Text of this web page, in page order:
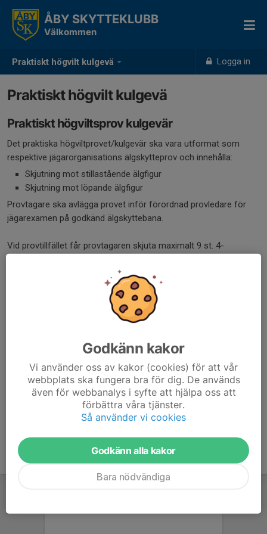
Praktiskt högvilt kulgevä Logga in
ÅBY SKYTTEKLUBB
Välkommen
Praktiskt högvilt kulgevä
Praktiskt högviltsprov kulgevär
Det praktiska högviltprovet/kulgevär ska vara utformat som
respektive jägarorganisations älgskytteprov och innehålla:
Skjutning mot stillastående älgfigur
Skjutning mot löpande älgfigur
Provtagare ska avlägga provet inför förordnad provledare för
jägarexamen på godkänd älgskyttebana.
Vid provtillfället får provtagaren skjuta maximalt 9 st. 4-
vara godkända för att provet ska bli godkänt.
En 4-skottsserie enligt Svenska Jägareförbundets
jaktskyttereglemente innebär att man skjuter 2 skott mot
Godkänd serie enligt Svenska Jägareförbundets
jaktskyttereglemente innebär att samtliga 4 skott ska vara
placerade inom träffområdet på älgfiguren.
Källa: Jägareförbundet, www.jagareforbundet.se
Godkänn kakor
Vi använder oss av kakor (cookies) för att vår
webbplats ska fungera bra för dig. De används
även för webbanalys i syfte att hjälpa oss att
förbättra våra tjänster.
Så använder vi cookies
Godkänn alla kakor
Bara nödvändiga